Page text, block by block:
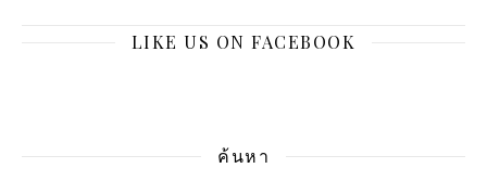
LIKE US ON FACEBOOK
ค้นหา